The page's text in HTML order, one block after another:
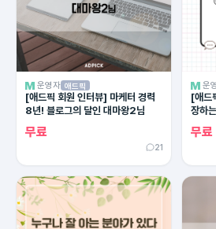
운영자 애드픽
[애드픽 회원 인터뷰] 마케터 경력
8년! 블로그의 달인 대마왕2님
무료
21
운
[애드
장하
무료